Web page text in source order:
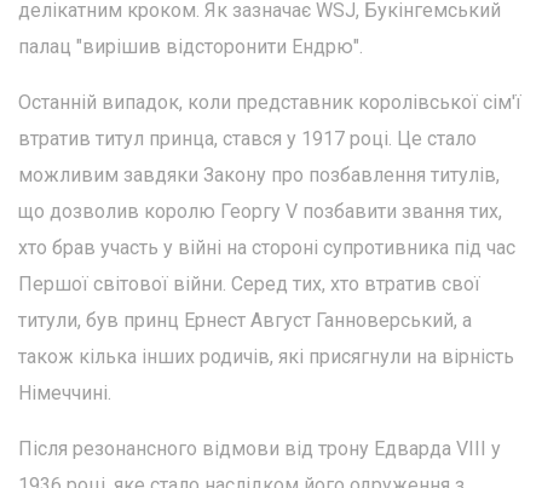
делікатним кроком. Як зазначає WSJ, Букінгемський
палац "вирішив відсторонити Ендрю".
Останній випадок, коли представник королівської сім'ї
втратив титул принца, стався у 1917 році. Це стало
можливим завдяки Закону про позбавлення титулів,
що дозволив королю Георгу V позбавити звання тих,
хто брав участь у війні на стороні супротивника під час
Першої світової війни. Серед тих, хто втратив свої
титули, був принц Ернест Август Ганноверський, а
також кілька інших родичів, які присягнули на вірність
Німеччині.
Після резонансного відмови від трону Едварда VIII у